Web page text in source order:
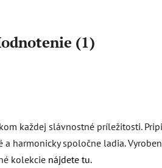
(1)
každej slávnostné príležitosti.
harmonicky spoločne ladia.
kolekcie nájdete tu.